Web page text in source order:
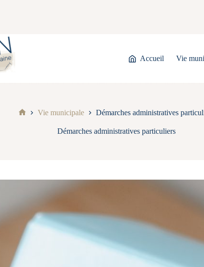
Accueil Vie
Vie municipale Démarches administratives
Démarches administratives particuliers